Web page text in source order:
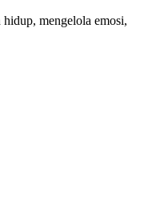
mengelola emosi,